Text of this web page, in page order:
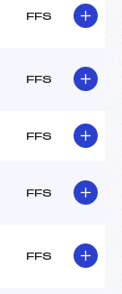
FFS
FFS
FFS
FFS
FFS